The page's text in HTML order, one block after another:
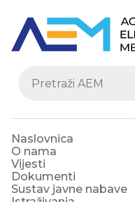
Naslovnica
O nama
Vijesti
Dokumenti
Sustav javne nabave